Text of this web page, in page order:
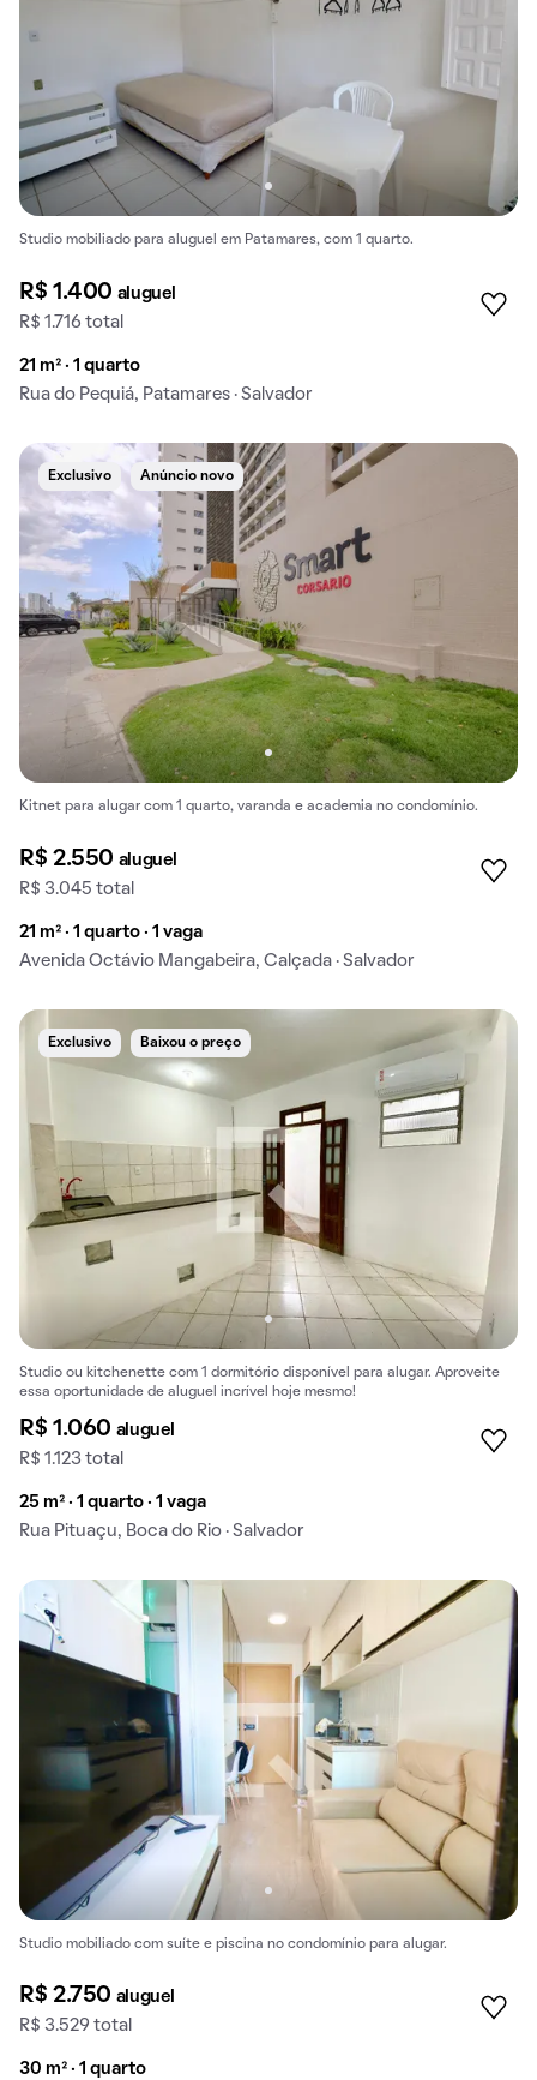
Studio mobiliado para aluguel em Patamares, com 1 quarto.
R$ 1.400 aluguel
R$ 1.716 total
21 m² · 1 quarto
Rua do Pequiá, Patamares · Salvador
Exclusivo Anúncio novo
Kitnet para alugar com 1 quarto, varanda e academia no condomínio.
R$ 2.550 aluguel
R$ 3.045 total
21 m² · 1 quarto · 1 vaga
Avenida Octávio Mangabeira, Calçada · Salvador
Exclusivo Baixou o preço
Studio ou kitchenette com 1 dormitório disponível para alugar. Aproveite
essa oportunidade de aluguel incrível hoje mesmo!
R$ 1.060 aluguel
R$ 1.123 total
25 m² · 1 quarto · 1 vaga
Rua Pituaçu, Boca do Rio · Salvador
Studio mobiliado com suíte e piscina no condomínio para alugar.
R$ 2.750 aluguel
R$ 3.529 total
30 m² · 1 quarto